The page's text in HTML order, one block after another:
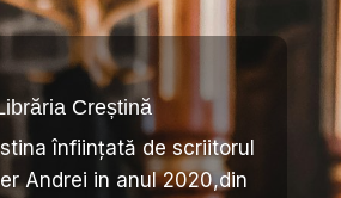
Creștină
înființată de scriitorul
Andrei in anul 2020,din